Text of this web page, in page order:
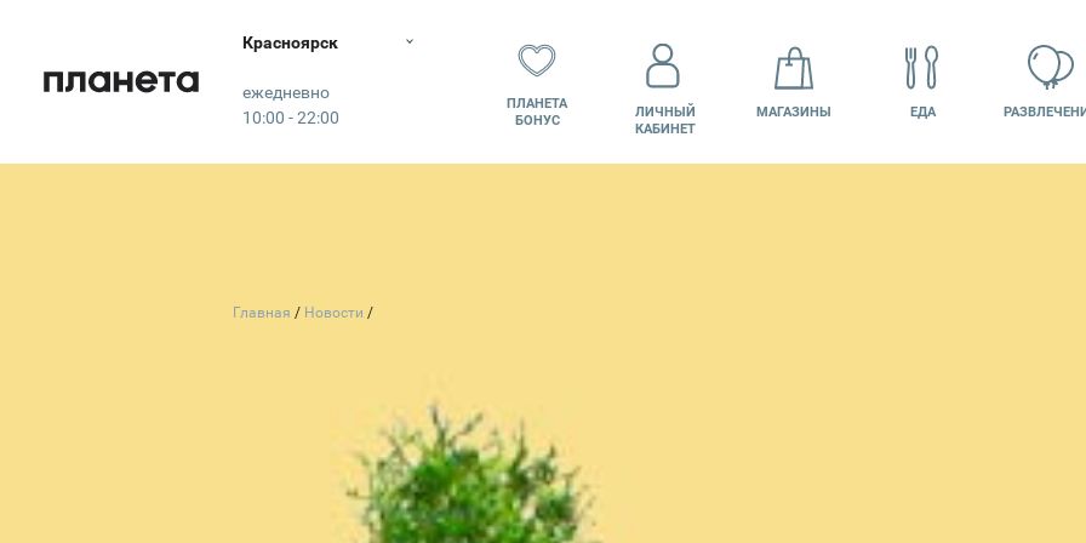
Планета
Красноярск
ежедневно
10:00 - 22:00
ПЛАНЕТА
БОНУС
ЛИЧНЫЙ
КАБИНЕТ
МАГАЗИНЫ ЕДА
Главная Новости